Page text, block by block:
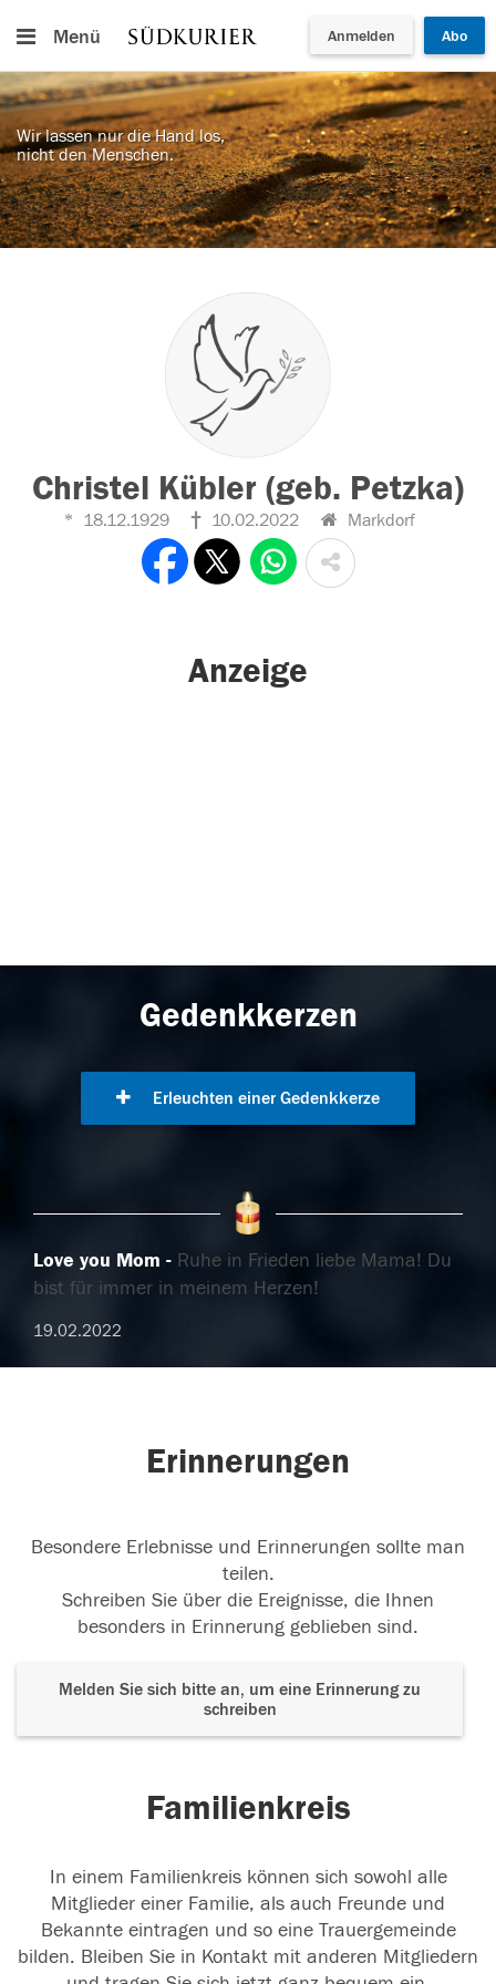
Menü Anmelden Abo
Wir lassen nur die Hand los,
nicht den Menschen.
Christel Kübler (geb. Petzka)
18.12.1929 10.02.2022 Markdorf
Anzeige
Gedenkkerzen
Erleuchten einer Gedenkkerze
Love you Mom
Ruhe in Frieden liebe Mama! Du
bist für immer in meinem Herzen!
19.02.2022
Erinnerungen
Besondere Erlebnisse und Erinnerungen sollte man
teilen.
Schreiben Sie über die Ereignisse, die Ihnen
besonders in Erinnerung geblieben sind.
Melden Sie sich bitte an, um eine Erinnerung zu
schreiben
Familienkreis
In einem Familienkreis können sich sowohl alle
Mitglieder einer Familie, als auch Freunde und
Bekannte eintragen und so eine Trauergemeinde
bilden. Bleiben Sie in Kontakt mit anderen Mitgliedern